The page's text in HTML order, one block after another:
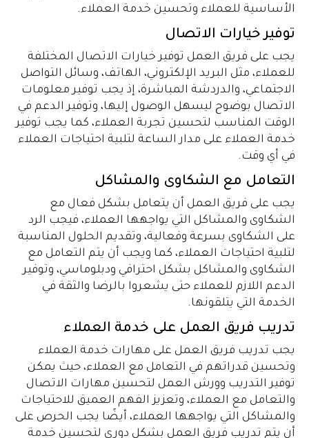
الأساسية للعملاء وتحسين خدمة العملاء.
توفير خيارات الاتصال
يجب على فريق العمل توفير خيارات الاتصال المختلفة
للعملاء، مثل البريد الإلكتروني، الهاتف، وسائل التواصل
الاجتماعي، والدردشة المباشرة، إذ يجب توفير معلومات
الاتصال بوضوح ليسهل الوصول إليها، وتوفير الدعم في
الوقت المناسب لتحسين تجربة العملاء، كما يجب توفير
خدمة العملاء على مدار الساعة لتلبية احتياجات العملاء
في أي وقت.
التعامل مع الشكاوى والمشاكل
يجب على فريق العمل أن يتعامل بشكل فعال مع
الشكاوى والمشاكل التي يواجهها العملاء، فيجب الرد
على الشكاوى بسرعة وفعالية، وتقديم الحلول المناسبة
لتلبية احتياجات العملاء، كما ويجب أن يتم التعامل مع
الشكاوى والمشاكل بشكل احترافي ودبلوماسي، وتوفير
الدعم اللازم للعملاء حتى يشعروا بالرضا والثقة في
الخدمة التي يتلقونها.
تدريب فريق العمل على خدمة العملاء
يجب تدريب فريق العمل على مهارات خدمة العملاء
وتحسين قدراتهم في التعامل مع العملاء، حيث يمكن
توفير التدريب وورش العمل لتحسين مهارات الاتصال
والتعامل مع العملاء، وتعزيز الفهم العميق للاحتياجات
والمشاكل التي يواجهها العملاء، أيضًا يجب الحرص على
أن يتم تدريب فريق العمل بشكل دوري لتحسين خدمة